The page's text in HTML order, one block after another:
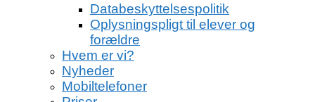
Databeskyttelsespolitik
Oplysningspligt til elever og
forældre
Hvem er vi?
Nyheder
Mobiltelefoner